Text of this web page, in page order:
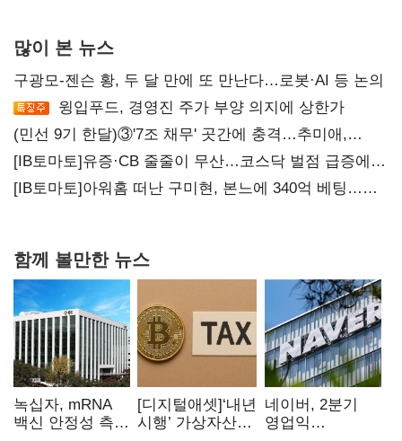
많이 본 뉴스
구광모-젠슨 황, 두 달 만에 또 만난다…로봇·AI 등 논의
윙입푸드, 경영진 주가 부양 의지에 상한가
(민선 9기 한달)③'7조 채무' 곳간에 충격…추미애,
20년만에 '비상재정' 선언 승부수
[IB토마토]유증·CB 줄줄이 무산…코스닥 벌점 급증에
상폐 압박
[IB토마토]아워홈 떠난 구미현, 본느에 340억 베팅…
함께 볼만한 뉴스
녹십자, mRNA
백신 안정성 측정
[디지털애셋]‘내년
시행’ 가상자산
네이버, 2분기
영업익